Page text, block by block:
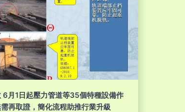
6月1日起壓力管道等35個特種設備作
再取證，簡化流程助推行業升級